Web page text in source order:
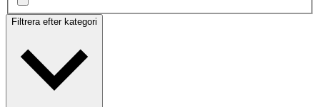
Filtrera efter kategori